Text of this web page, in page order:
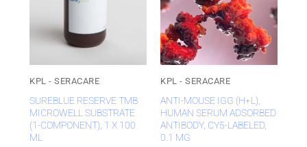
KPL - SERACARE
SUREBLUE RESERVE TMB
MICROWELL SUBSTRATE
(1-COMPONENT), 1 X 100
ML
KPL - SERACARE
ANTI-MOUSE IGG (H+L),
HUMAN SERUM ADSORBED
ANTIBODY, CY5-LABELED,
0.1 MG